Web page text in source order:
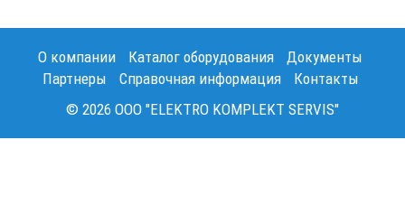
О компании Каталог оборудования
Документы
Партнеры
Справочная информация
Контакты
© 2026 OOO "ELEKTRO KOMPLEKT SERVIS"